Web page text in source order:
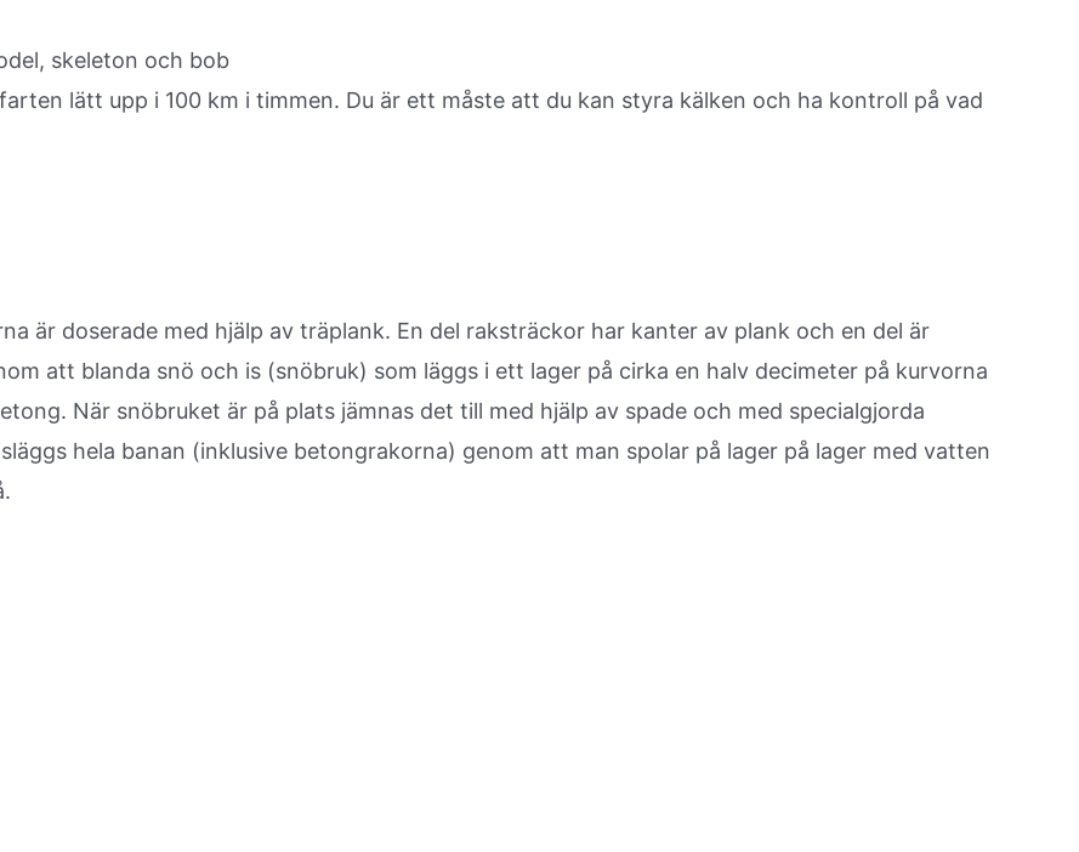
skeleton och bob
lätt upp i 100 km i timmen. Du är ett måste att du kan styra kälken och ha kontroll på vad
är doserade med hjälp av träplank. En del raksträckor har kanter av plank och en del är
att blanda snö och is (snöbruk) som läggs i ett lager på cirka en halv decimeter på kurvorna
När snöbruket är på plats jämnas det till med hjälp av spade och med specialgjorda
hela banan (inklusive betongrakorna) genom att man spolar på lager på lager med vatten